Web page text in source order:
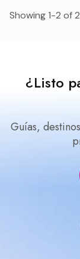
Showing 1-2 of
¿Listo
Guías,